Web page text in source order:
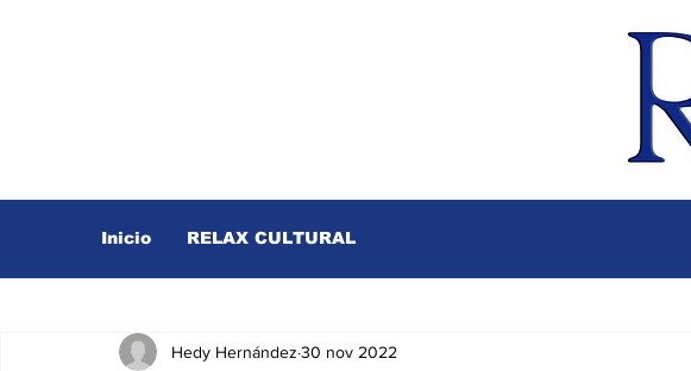
Inicio RELAX CULTURAL
Hedy Hernández 30 nov 2022